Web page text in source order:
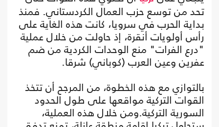
تحد من توسع حزب العمال الكردستاني. فمنذ
بداية الحرب في سرويا، كانت هذه الغاية على
رأس أولويات أنقرة، إذ حاولت من خلال عملية
"درع الفرات" منع الوحدات الكردية من ضم
عفرين وعين العرب (كوباني) شرقا.
بالتوازي مع هذه الخطوة، من المرجح أن تتخذ
القوات التركية مواقعها على طول الحدود
السورية التركية.ومن خلال هذه العملية،